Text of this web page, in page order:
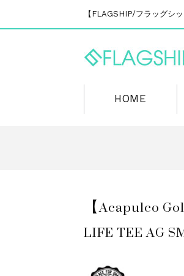
【FLAGSHIP/フラッグシ
HOME
【Acapulco
LIFE TEE AG